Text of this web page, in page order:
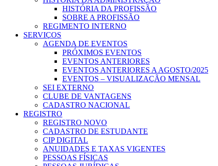
HISTÓRIA DA PROFISSÃO
SOBRE A PROFISSÃO
REGIMENTO INTERNO
SERVIÇOS
AGENDA DE EVENTOS
PRÓXIMOS EVENTOS
EVENTOS ANTERIORES
EVENTOS ANTERIORES A AGOSTO/2025
EVENTOS – VISUALIZAÇÃO MENSAL
SEI EXTERNO
CLUBE DE VANTAGENS
CADASTRO NACIONAL
REGISTRO
REGISTRO NOVO
CADASTRO DE ESTUDANTE
CIP DIGITAL
ANUIDADES E TAXAS VIGENTES
PESSOAS FÍSICAS